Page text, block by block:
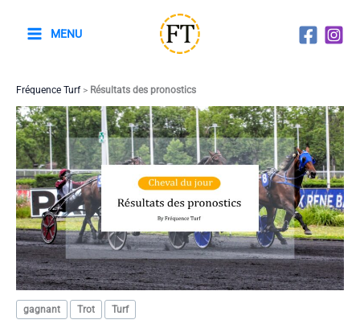
MENU
Fréquence Turf> Résultats des pronostics
gagnant Trot Turf